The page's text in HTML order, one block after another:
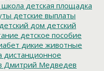
школа детская площадка
детские выплаты
детский дом детский
детское пособие
дикие животные
дистанционное
Дмитрий Медведев